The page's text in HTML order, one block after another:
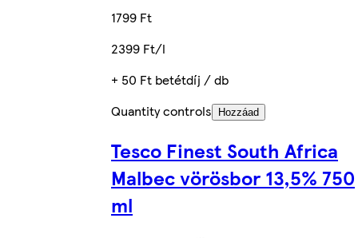
1799 Ft
2399 Ft/l
+ 50 Ft betétdíj / db
Quantity controls
Hozzáad
Tesco Finest South Africa
Malbec vörösbor 13,5% 750
ml